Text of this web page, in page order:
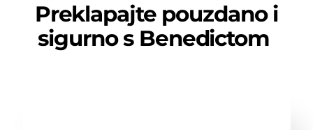
Preklapajte pouzdano i
sigurno s Benedictom